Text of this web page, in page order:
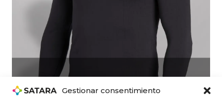
Gestionar consentimiento
SERIE